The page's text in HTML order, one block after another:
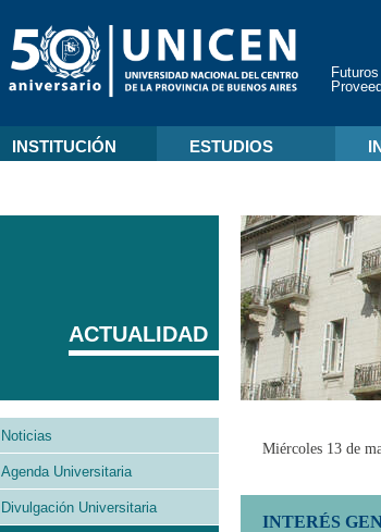
INSTITUCIÓN ESTUDIOS
Miércoles 13 de
INTERÉS
ACTUALIDAD
Noticias
Agenda Universitaria
Divulgación Universitaria